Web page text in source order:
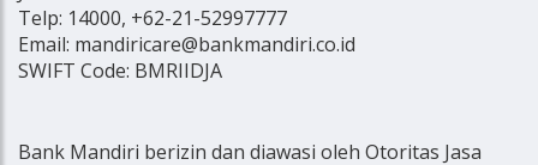
Telp: 14000, +62-21-52997777
Email: mandiricare@bankmandiri.co.id
SWIFT Code: BMRIIDJA
Bank Mandiri berizin dan diawasi oleh Otoritas Jasa